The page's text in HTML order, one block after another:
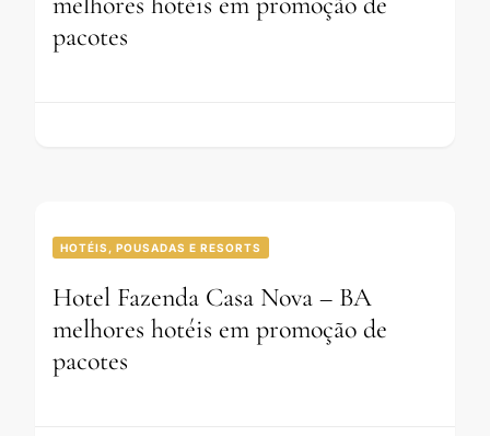
pacotes
HOTÉIS, POUSADAS E RESORTS
Hotel Fazenda Casa Nova – BA
melhores hotéis em promoção de
pacotes